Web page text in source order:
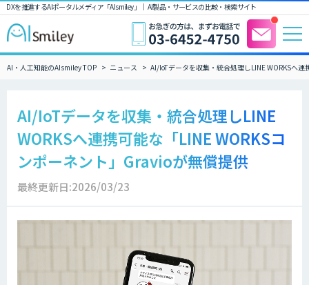
DXを推進するAIポータルメディア「AIsmiley」｜ AI製品・サービスの比較・検索サイト
AI・人工知能のAIsmiley TOP ニュース AI/IoTデータを収集・統合処理しLINE WORKSへ
AI/IoTデータを収集・統合処理しLINE
WORKSへ連携可能な「LINE WORKSコ
ンポーネント」Gravioが無償提供
最終更新日:2026/03/23